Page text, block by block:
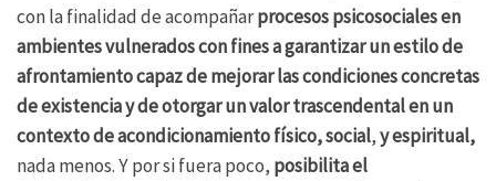
con la finalidad de acompañarprocesos psicosociales en
ambientes vulnerados con fines a garantizar un estilo de
afrontamiento capaz de mejorar las condiciones concretas
de existencia y de otorgar un valor trascendental en un
contexto de acondicionamiento físico, social,y espiritual,
nada menos. Y por si fuera poco, posibilita el